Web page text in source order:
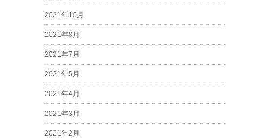
2021年10月
2021年8月
2021年7月
2021年5月
2021年4月
2021年3月
2021年2月